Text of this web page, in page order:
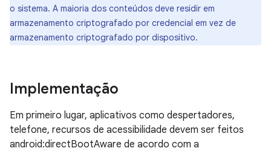
o sistema. A maioria dos conteúdos deve residir em
armazenamento criptografado por credencial em vez de
armazenamento criptografado por dispositivo.
Implementação
Em primeiro lugar, aplicativos como despertadores,
telefone, recursos de acessibilidade devem ser feitos
android:directBootAware de acordo com a